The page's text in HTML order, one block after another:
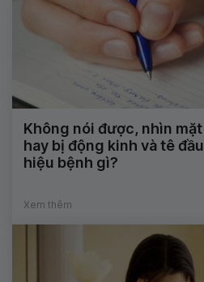
Không nói được, nhìn
hay bị động kinh và tê
hiệu bệnh gì?
Xem thêm